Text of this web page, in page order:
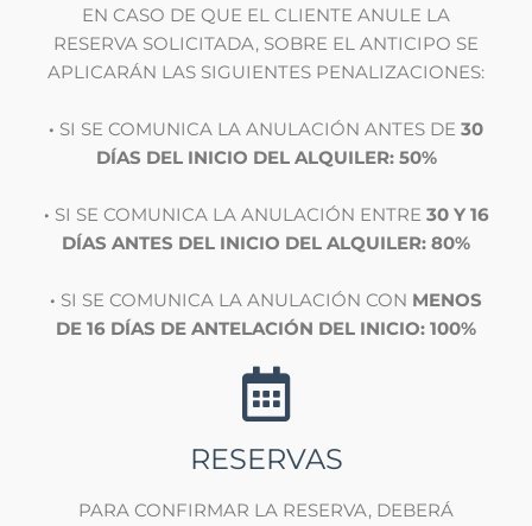
EN CASO DE QUE EL CLIENTE ANULE LA
RESERVA SOLICITADA, SOBRE EL ANTICIPO SE
APLICARÁN LAS SIGUIENTES PENALIZACIONES:
· SI SE COMUNICA LA ANULACIÓN ANTES DE 30
DÍAS DEL INICIO DEL ALQUILER: 50%
· SI SE COMUNICA LA ANULACIÓN ENTRE 30 Y 16
DÍAS ANTES DEL INICIO DEL ALQUILER: 80%
· SI SE COMUNICA LA ANULACIÓN CON MENOS
DE 16 DÍAS DE ANTELACIÓN DEL INICIO: 100%
RESERVAS
PARA CONFIRMAR LA RESERVA, DEBERÁ